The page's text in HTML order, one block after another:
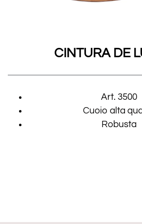
CINTURA DE
Art. 3500
Cuoio alta
Robusta